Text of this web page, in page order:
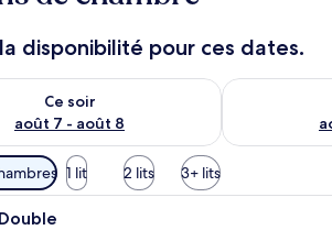
disponibilité pour ces dates.
Ce soir
août 7 - août 8
pour ce soir août 7 - août 8
Vérifier la
1 lit 2 lits 3+ lits
Un lit bien fait, avec du linge